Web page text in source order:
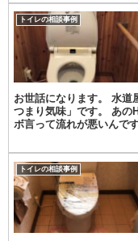
トイレの相談事例
お世話になります。 水道
つまり気味」です。 あの
ボ言って流れが悪いんで
トイレの相談事例